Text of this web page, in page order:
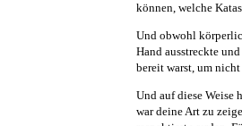
können, welche
Und obwohl
Hand ausstreckte
bereit warst, um
Und auf diese Weise
war deine Art zu